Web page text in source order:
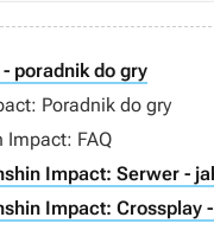
poradnik do gry
Poradnik do gry
Impact: FAQ
Impact: Serwer -
Impact: Crossplay